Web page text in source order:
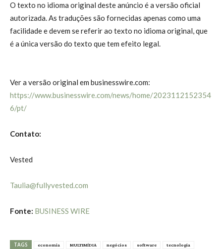
O texto no idioma original deste anúncio é a versão oficial
autorizada. As traduções são fornecidas apenas como uma
facilidade e devem se referir ao texto no idioma original, que
é a única versão do texto que tem efeito legal.
Ver a versão original em businesswire.com:
https://www.businesswire.com/news/home/2023112152354
6/pt/
Contato:
Vested
Taulia@fullyvested.com
Fonte: BUSINESS WIRE
TAGS economia MULTIMÍDIA negócios software tecnologia